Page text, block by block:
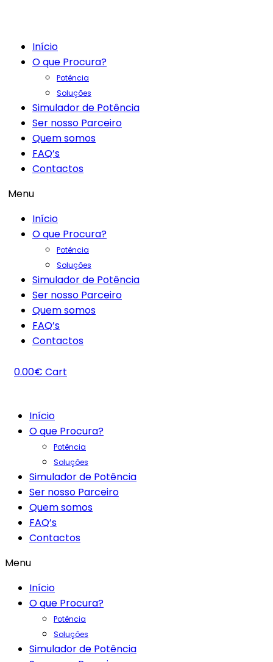
Início
O que Procura?
Potência
Soluções
Simulador de Potência
Ser nosso Parceiro
Quem somos
FAQ’s
Contactos
Menu
Início
O que Procura?
Potência
Soluções
Simulador de Potência
Ser nosso Parceiro
Quem somos
FAQ’s
Contactos
0.00€ Cart
Início
O que Procura?
Potência
Soluções
Simulador de Potência
Ser nosso Parceiro
Quem somos
FAQ’s
Contactos
Menu
Início
O que Procura?
Potência
Soluções
Simulador de Potência